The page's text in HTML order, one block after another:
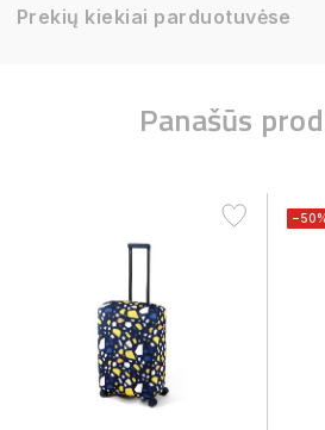
Prekių kiekiai parduotuvėse
Panašūs